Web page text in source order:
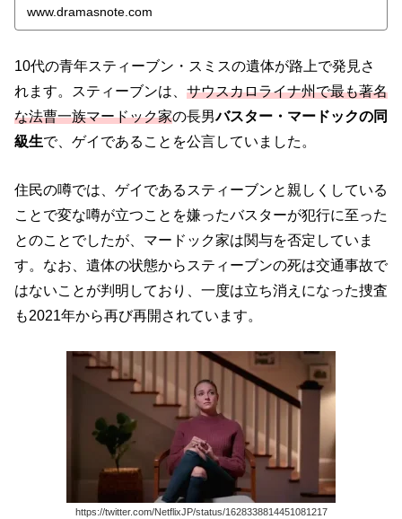
タリードラマです。シーズン2では、マードック家の家長
証言を交えて、詳しく解説していきます。
www.dramasnote.com
10代の青年スティーブン・スミスの遺体が路上で発見さ
れます。スティーブンは、 サウスカロライナ州で最も著名
な法曹一族マードック家の長男バスター・マードックの同
級生で、ゲイであることを公言していました。
住民の噂では、ゲイであるスティーブンと親しくしている
ことで変な噂が立つことを嫌ったバスターが犯行に至った
とのことでしたが、マードック家は関与を否定していま
す。なお、遺体の状態からスティーブンの死は交通事故で
はないことが判明しており、一度は立ち消えになった捜査
も2021年から再び再開されています。
https://twitter.com/NetflixJP/status/1628338814451081217